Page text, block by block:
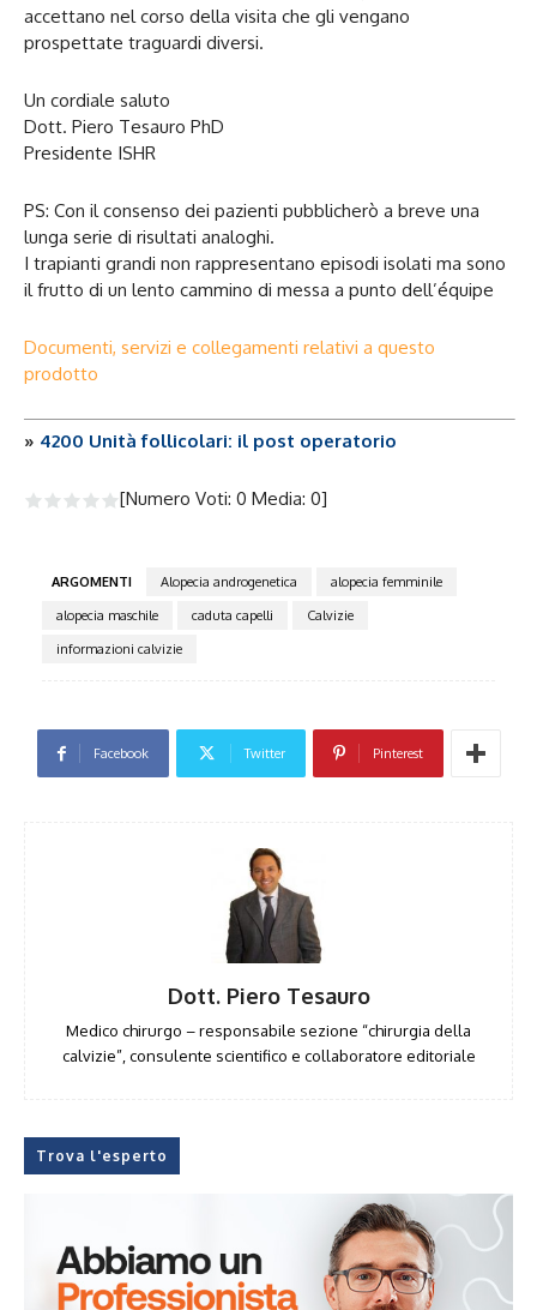
accettano nel corso della visita che gli vengano
prospettate traguardi diversi.
Un cordiale saluto
Dott. Piero Tesauro PhD
Presidente ISHR
PS: Con il consenso dei pazienti pubblicherò a breve una
lunga serie di risultati analoghi.
I trapianti grandi non rappresentano episodi isolati ma sono
il frutto di un lento cammino di messa a punto dell’équipe
Documenti, servizi e collegamenti relativi a questo
prodotto
» 4200 Unità follicolari: il post operatorio
[Numero Voti: 0 Media: 0]
ARGOMENTI Alopecia androgenetica
alopecia femminile
alopecia maschile
caduta capelli
Calvizie
informazioni calvizie
Facebook Twitter Pinterest
Dott. Piero Tesauro
Medico chirurgo – responsabile sezione “chirurgia della
calvizie”, consulente scientifico e collaboratore editoriale
Trova l'esperto